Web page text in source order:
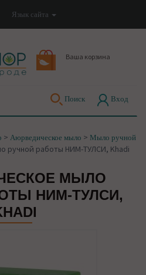
Язык сайта
Ваша корзина
Поиск Вход
> Аюрведическое мыло > Мыло ручной
ручной работы НИМ-ТУЛСИ, Khadi
МЫЛО
НИМ-ТУЛСИ,